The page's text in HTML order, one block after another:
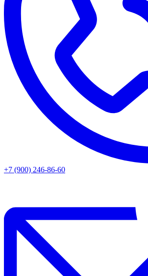
+7 (900) 246-86-60